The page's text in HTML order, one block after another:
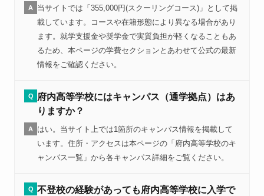
A
当サイトでは「355,000円(スクーリングコース)」として掲
載しています。コースや在籍形態により異なる場合があり
ます。就学支援金や奨学金で実質負担が軽くなることもあ
るため、本ページの学費セクションとあわせて公式の最新
情報をご確認ください。
Q
府内高等学校にはキャンパス（通学拠点）はあ
りますか？
A
はい。当サイト上では1箇所のキャンパス情報を掲載して
います。住所・アクセスは本ページの「府内高等学校のキ
ャンパス一覧」から各キャンパス詳細をご覧ください。
Q 不登校の経験があっても府内高等学校に入学で